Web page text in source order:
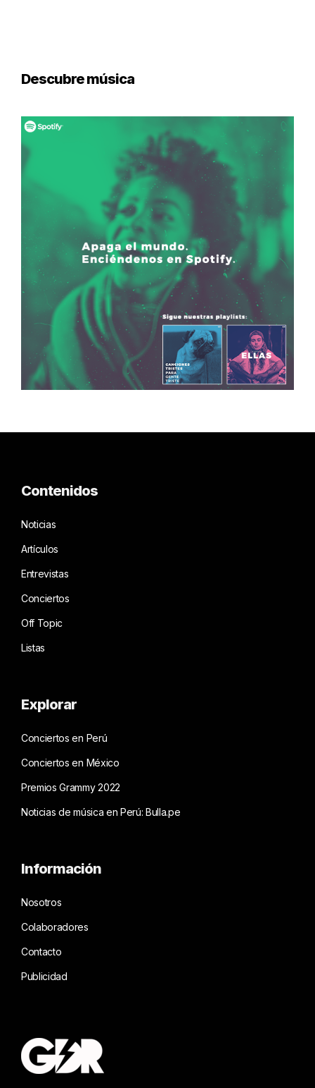
Descubre música
Contenidos
Noticias
Artículos
Entrevistas
Conciertos
Off Topic
Listas
Explorar
Conciertos en Perú
Conciertos en México
Premios Grammy 2022
Noticias de música en Perú: Bulla.pe
Información
Nosotros
Colaboradores
Contacto
Publicidad